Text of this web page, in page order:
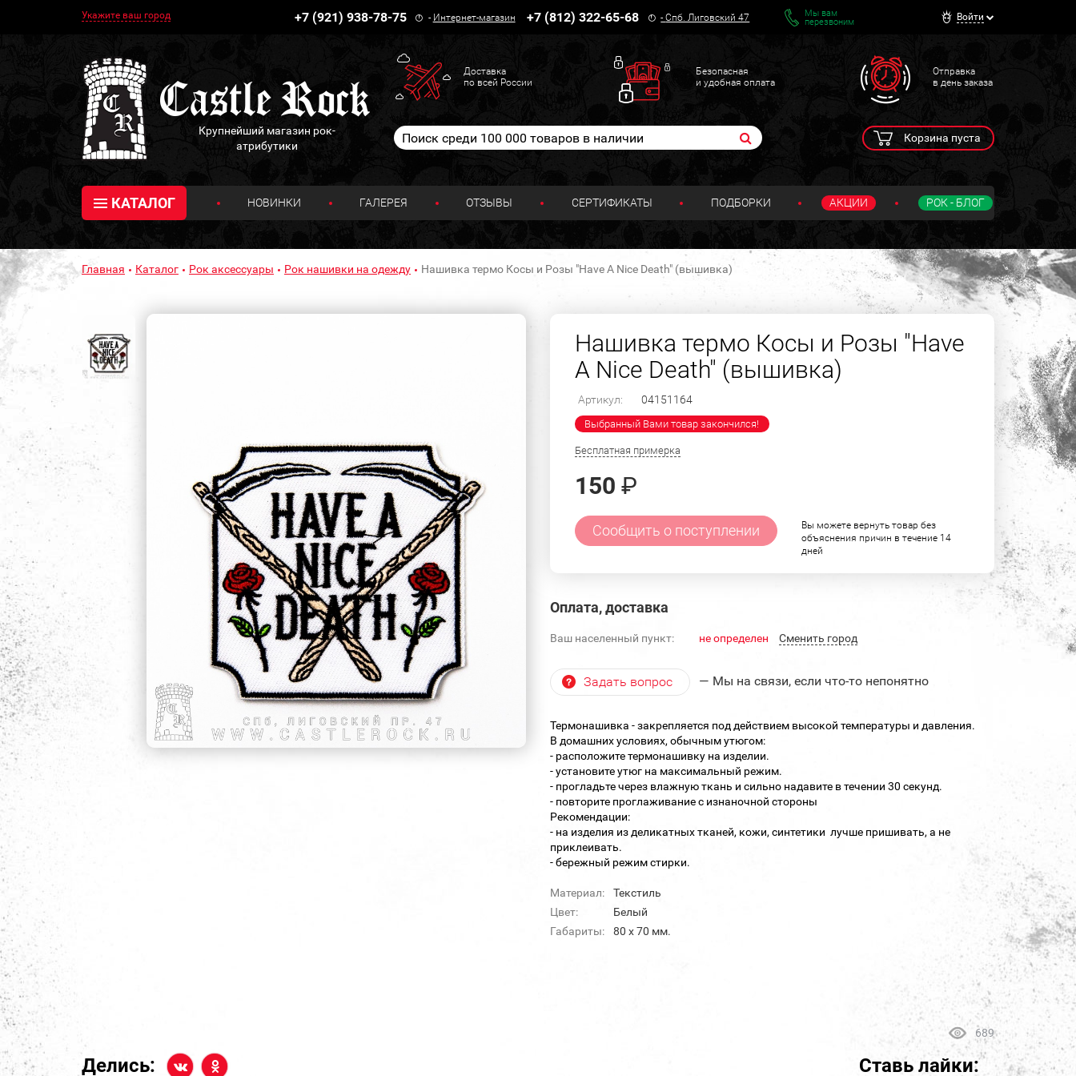
Укажите ваш город +7 (921) 938-78-75 - Интернет-магазин +7 (812) 322-65-68 -Спб. Лиговский 47
Мы вам
перезвоним
Войти
Крупнейший магазин рок-
атрибутики
Доставка
по всей России
Безопасная
и удобная оплата
Отправка
в день заказа
Корзина пуста
КАТАЛОГ НОВИНКИ ГАЛЕРЕЯ ОТЗЫВЫ СЕРТИФИКАТЫ ПОДБОРКИ АКЦИИ РОК - БЛОГ
Главная Каталог Рок аксессуары Рок нашивки на одежду Нашивка термо Косы и Розы "Have A Nice Death" (вышивка)
Нашивка термо Косы и Розы "Have
A Nice Death" (вышивка)
Артикул: 04151164
Выбранный Вами товар закончился!
Бесплатная примерка
150 ₽
Сообщить о поступлении
Вы можете вернуть товар без
объяснения причин в течение 14
дней
Оплата, доставка
Ваш населенный пункт: не определен Cменить город
Задать вопрос — Мы на связи, если что-то непонятно
Термонашивка - закрепляется под действием высокой температуры и давления.
В домашних условиях, обычным утюгом:
- расположите термонашивку на изделии.
- установите утюг на максимальный режим.
- прогладьте через влажную ткань и сильно надавите в течении 30 секунд.
- повторите проглаживание с изнаночной стороны
Рекомендации:
- на изделия из деликатных тканей, кожи, синтетики лучше пришивать, а не
приклеивать.
- бережный режим стирки.
Материал:
Текстиль
Цвет:
Белый
Габариты:
80 х 70 мм.
689
Делись: Ставь лайки: